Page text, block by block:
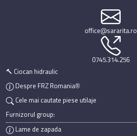
office@sararita.ro
0745.314.256
🔨 Ciocan hidraulic
Despre FRZ Romania®
Cele mai cautate piese utilaje
Furnizorul group:
Lame de zapada